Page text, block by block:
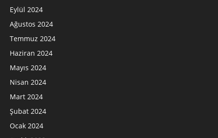
Eylül 2024
Ağustos 2024
Temmuz 2024
Haziran 2024
Mayıs 2024
Nisan 2024
Mart 2024
Şubat 2024
Ocak 2024